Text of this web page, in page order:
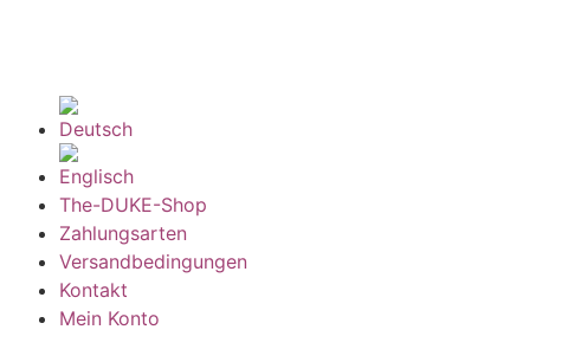
The-DUKE-Shop
Zahlungsarten
Versandbedingungen
Kontakt
Mein Konto